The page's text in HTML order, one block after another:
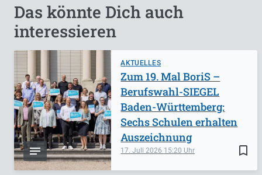
Das könnte Dich auch
interessieren
AKTUELLES
bookmark_border
17. Juli 2026 15:20
Zum 19. Mal BoriS –
Berufswahl-SIEGEL
Baden-Württemberg:
Sechs Schulen erhalten
Auszeichnung